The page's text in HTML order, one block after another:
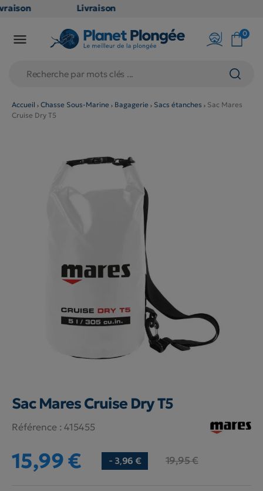
Livraison
en point
79€
(hors
: non
 0
Accueil Chasse Sous-Marine Bagagerie Sacs étanches
Sac Mares
Cruise Dry T5
Sac Mares Cruise Dry T5
Référence : 415455
15,99 € - 3,96 € 19,95 €